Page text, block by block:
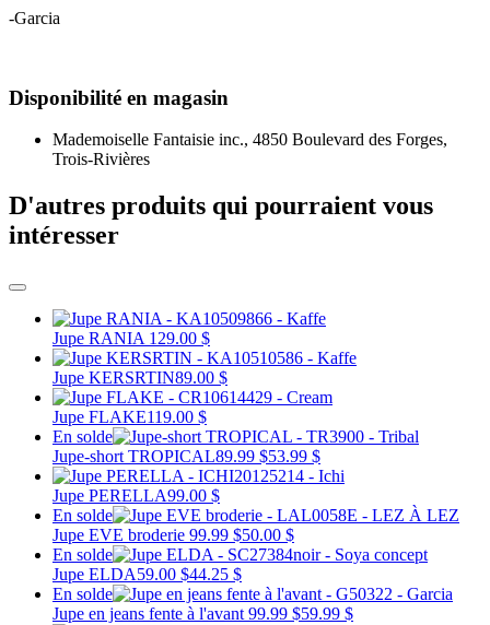
-Garcia
Disponibilité en magasin
Mademoiselle Fantaisie inc., 4850 Boulevard des Forges,
Trois-Rivières
D'autres produits qui pourraient vous
intéresser
Jupe RANIA 129.00 $
Jupe KERSRTIN89.00 $
Jupe FLAKE119.00 $
En solde
Jupe-short TROPICAL89.99 $53.99 $
Jupe PERELLA99.00 $
En solde
Jupe EVE broderie 99.99 $50.00 $
En solde
Jupe ELDA59.00 $44.25 $
En solde
Jupe en jeans fente à l'avant 99.99 $59.99 $